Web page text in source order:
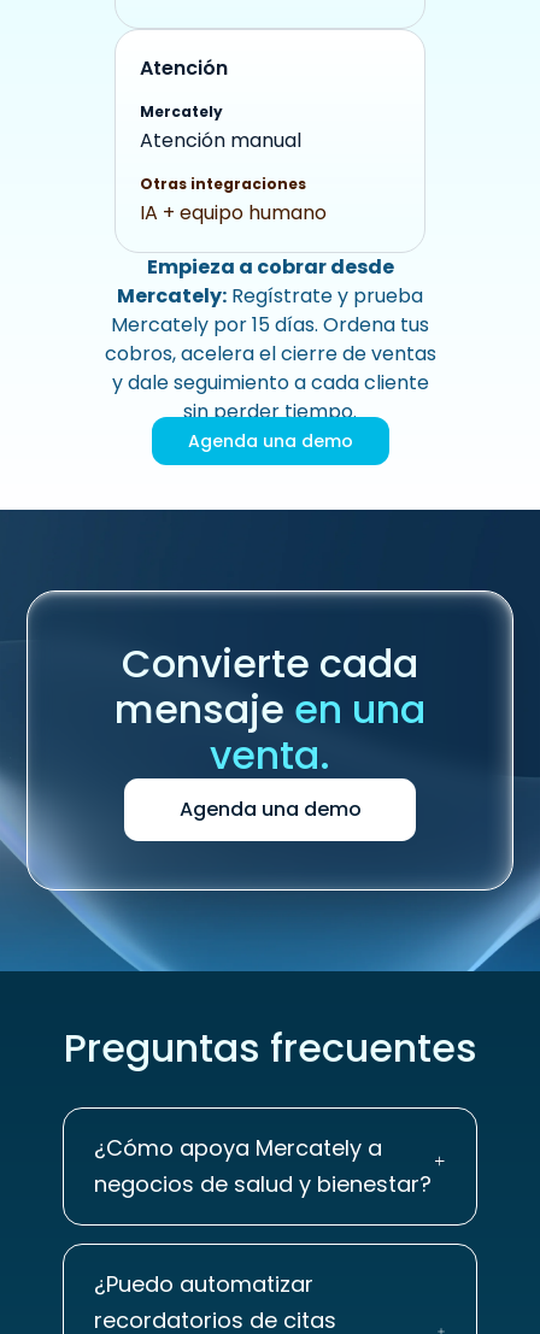
Atención
Mercately
Atención manual
Otras integraciones
IA + equipo humano
Empieza a cobrar desde
Mercately: Regístrate y prueba
Mercately por 15 días. Ordena tus
cobros, acelera el cierre de ventas
y dale seguimiento a cada cliente
sin perder tiempo.
Agenda una demo
Convierte cada
mensaje en una
venta.
Agenda una demo
Preguntas frecuentes
¿Cómo apoya Mercately a
negocios de salud y bienestar?
¿Puedo automatizar
recordatorios de citas